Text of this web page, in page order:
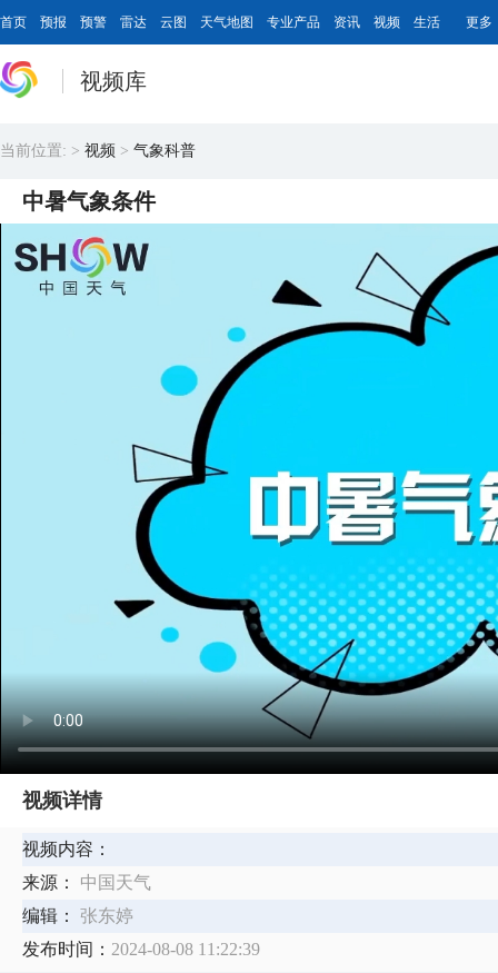
首页 预报 预警 雷达 云图 天气地图 专业产品 资讯 视频 生活 更多
视频库
当前位置: > 视频 > 气象科普
中暑气象条件
视频详情
视频内容：
来源：
中国天气
编辑：
张东婷
发布时间： 2024-08-08 11:22:39